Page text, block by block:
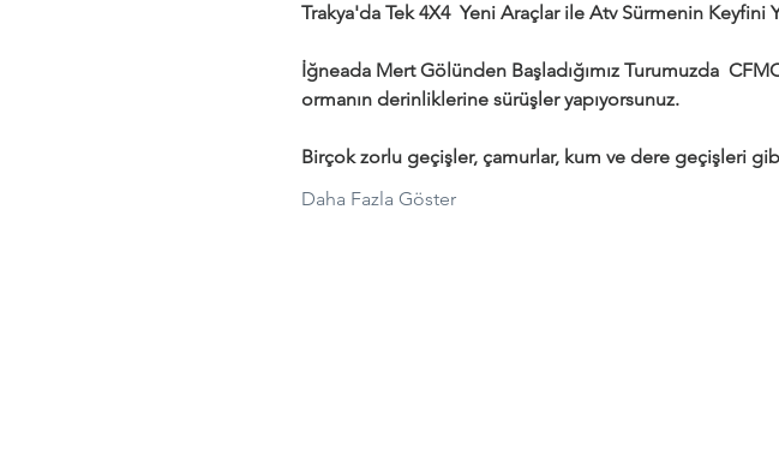
Trakya'da Tek 4X4  Yeni Araçlar ile Atv Sürmenin Keyfini
İğneada Mert Gölünden Başladığımız Turumuzda
ormanın derinliklerine sürüşler yapıyorsunuz.
Birçok zorlu geçişler, çamurlar, kum ve dere geçişleri
Daha Fazla Göster